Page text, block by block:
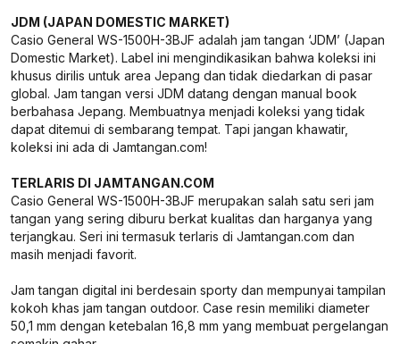
JDM (JAPAN DOMESTIC MARKET)
Casio General WS-1500H-3BJF adalah jam tangan ‘JDM’ (Japan
Domestic Market). Label ini mengindikasikan bahwa koleksi ini
khusus dirilis untuk area Jepang dan tidak diedarkan di pasar
global. Jam tangan versi JDM datang dengan manual book
berbahasa Jepang. Membuatnya menjadi koleksi yang tidak
dapat ditemui di sembarang tempat. Tapi jangan khawatir,
koleksi ini ada di Jamtangan.com!
TERLARIS DI JAMTANGAN.COM
Casio General WS-1500H-3BJF merupakan salah satu seri jam
tangan yang sering diburu berkat kualitas dan harganya yang
terjangkau. Seri ini termasuk terlaris di Jamtangan.com dan
masih menjadi favorit.
Jam tangan digital ini berdesain sporty dan mempunyai tampilan
kokoh khas jam tangan outdoor. Case resin memiliki diameter
50,1 mm dengan ketebalan 16,8 mm yang membuat pergelangan